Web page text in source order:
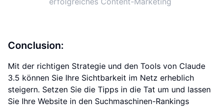
Conclusion:
Mit der richtigen Strategie und den Tools von Claude
3.5 können Sie Ihre Sichtbarkeit im Netz erheblich
steigern. Setzen Sie die Tipps in die Tat um und lassen
Sie Ihre Website in den Suchmaschinen-Rankings